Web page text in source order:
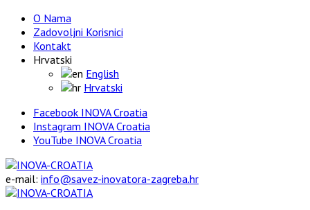
O Nama
Zadovoljni Korisnici
Kontakt
Hrvatski
English
Hrvatski
Facebook INOVA Croatia
Instagram INOVA Croatia
YouTube INOVA Croatia
e-mail: info@savez-inovatora-zagreba.hr